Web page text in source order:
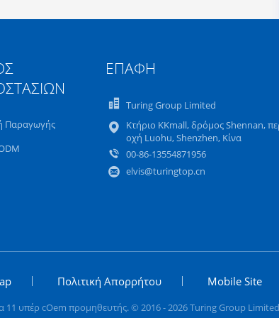
Παραγωγής
ΕΠΑΦΉ
Turing Group Limited
Κτήριο KKmall, δρόμος Shennan,
οχή Luohu, Shenzhen, Κίνα
00-86-13554871956
elvis@turingtop.cn
Πολιτική Απορρήτου Mobile Site
11 υπέρ cOem προμηθευτής. © 2016 - 2026 Turing Group